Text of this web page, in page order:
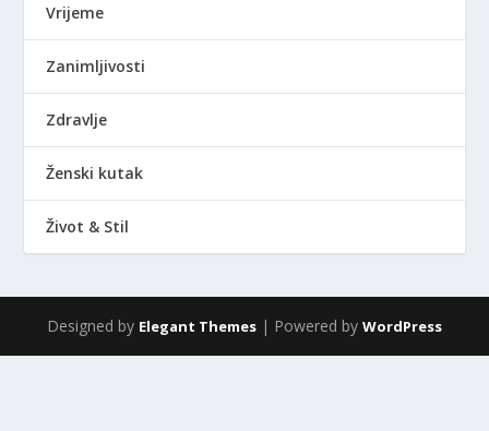
Vrijeme
Zanimljivosti
Zdravlje
Ženski kutak
Život & Stil
Designed by Elegant Themes | Powered by WordPress